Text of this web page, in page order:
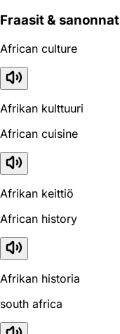
Fraasit & sanonnat
African culture
Afrikan kulttuuri
African cuisine
Afrikan keittiö
African history
Afrikan historia
south africa